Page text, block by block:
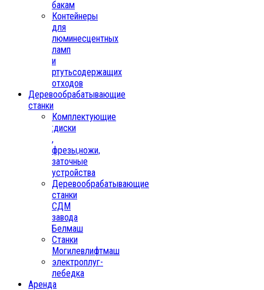
бакам
Контейнеры
для
люминесцентных
ламп
и
ртутьсодержащих
отходов
Деревообрабатывающие
станки
Комплектующие
:диски
,
фрезы,ножи,
заточные
устройства
Деревообрабатывающие
станки
СДМ
завода
Белмаш
Станки
Могилевлифтмаш
электроплуг-
лебедка
Аренда